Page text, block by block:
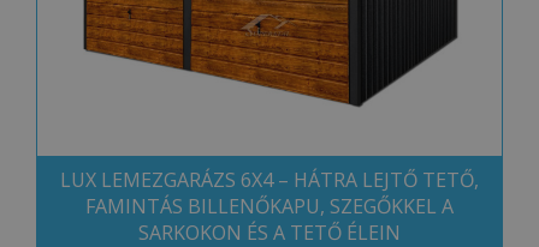
LUX LEMEZGARÁZS 6X4 – HÁTRA LEJTŐ TETŐ,
FAMINTÁS BILLENŐKAPU, SZEGŐKKEL A
SARKOKON ÉS A TETŐ ÉLEIN